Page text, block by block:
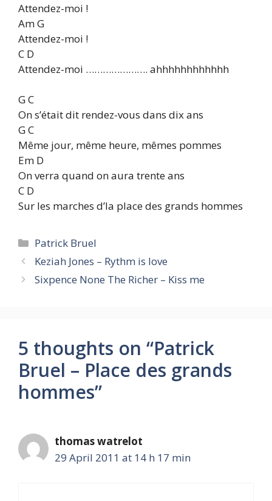
Attendez-moi !
Am G
Attendez-moi !
C D
Attendez-moi …………………. ahhhhhhhhhhhh
G C
On s’était dit rendez-vous dans dix ans
G C
Même jour, même heure, mêmes pommes
Em D
On verra quand on aura trente ans
C D
Sur les marches d’la place des grands hommes
Categories
Patrick Bruel
Keziah Jones – Rythm is love
Sixpence None The Richer – Kiss me
5 thoughts on “Patrick
Bruel – Place des grands
hommes”
thomas watrelot
29 April 2011 at 14 h 17 min